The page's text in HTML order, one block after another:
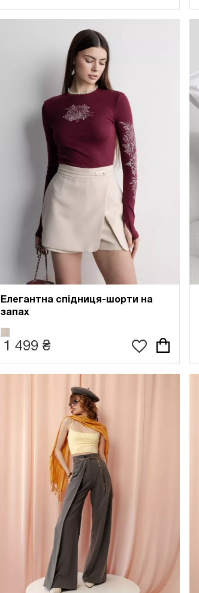
Елегантна спідниця-шорти на
запах
1 499 ₴